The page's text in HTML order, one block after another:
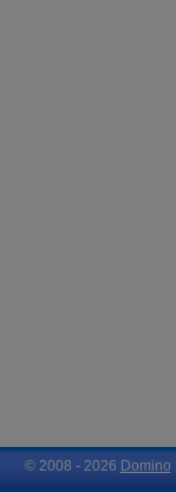
© 2008 - 2026 Domino